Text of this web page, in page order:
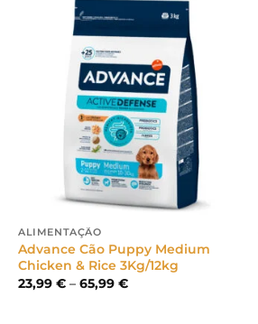
ALIMENTAÇÃO
Advance Cão Puppy Medium
Chicken & Rice 3Kg/12kg
23,99€ – 65,99€Price